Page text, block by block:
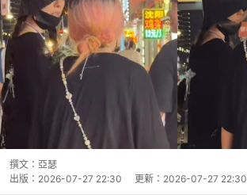
撰文： 亞瑟
出版： 2026-07-27 22:30 更新： 2026-07-27 22:30